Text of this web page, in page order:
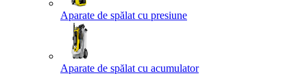
Aparate de spălat cu presiune
Aparate de spălat cu acumulator